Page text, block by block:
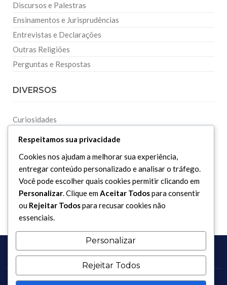
Discursos e Palestras
Ensinamentos e Jurisprudências
Entrevistas e Declarações
Outras Religiões
Perguntas e Respostas
DIVERSOS
Curiosidades
Respeitamos sua privacidade
Cookies nos ajudam a melhorar sua experiência,
entregar conteúdo personalizado e analisar o tráfego.
Você pode escolher quais cookies permitir clicando em
Personalizar. Clique emAceitar Todospara consentir
ou Rejeitar Todospara recusar cookies não
essenciais.
Personalizar
Rejeitar Todos